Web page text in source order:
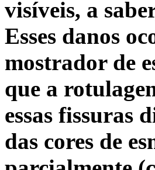
visíveis, a
Esses danos
mostrador de
que a
essas fissuras
das cores de